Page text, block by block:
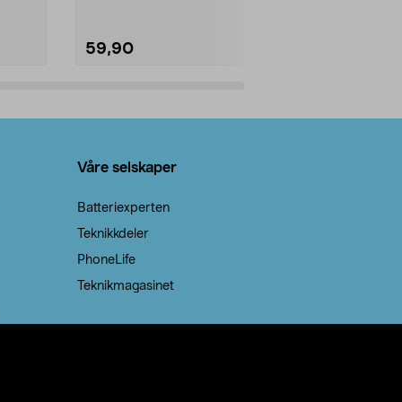
59,90
Våre selskaper
Batteriexperten
Teknikkdeler
PhoneLife
Teknikmagasinet